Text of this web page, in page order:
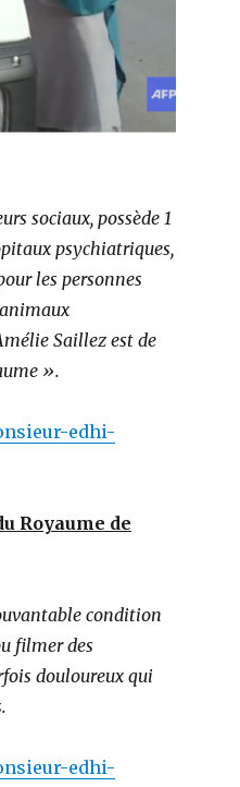
sociaux, possède 1
psychiatriques,
les personnes
Saillez est de
».
edhi-
Royaume de
condition
filmer des
douloureux qui
edhi-